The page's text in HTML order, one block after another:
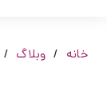
خانه وبلاگ